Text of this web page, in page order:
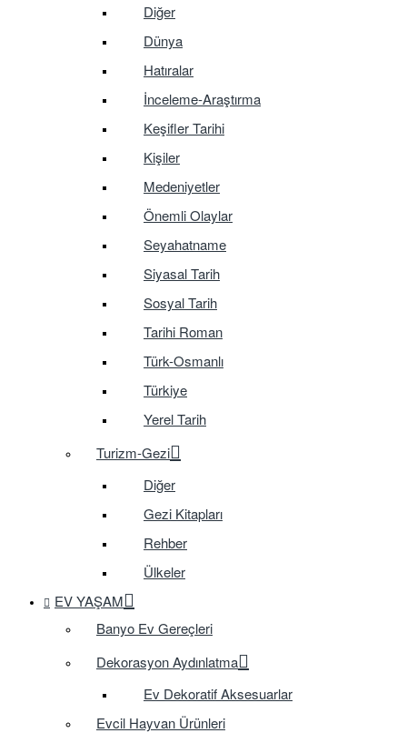
Diğer
Dünya
Hatıralar
İnceleme-Araştırma
Keşifler Tarihi
Kişiler
Medeniyetler
Önemli Olaylar
Seyahatname
Siyasal Tarih
Sosyal Tarih
Tarihi Roman
Türk-Osmanlı
Türkiye
Yerel Tarih
Turizm-Gezi
Diğer
Gezi Kitapları
Rehber
Ülkeler
EV YAŞAM
Banyo Ev Gereçleri
Dekorasyon Aydınlatma
Ev Dekoratif Aksesuarlar
Evcil Hayvan Ürünleri